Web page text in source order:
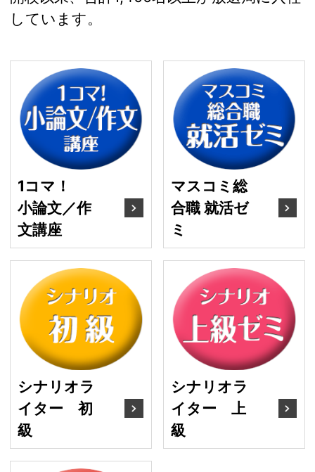
しています。
1コマ！ 小論文／作文
1コマ！
小論文／作
文講座
マスコミ総
合職 就活ゼ
ミ
シナリオライター 初級
シナリオラ
イター 初
級
シナリオラ
イター 上
級